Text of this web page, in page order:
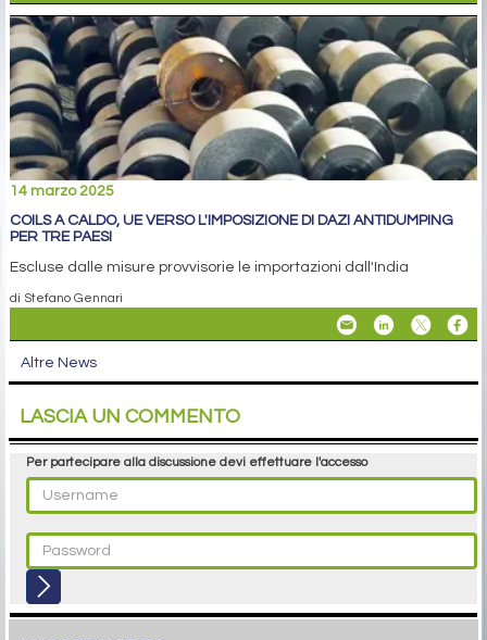
14 marzo 2025
COILS A CALDO, UE VERSO L'IMPOSIZIONE DI DAZI ANTIDUMPING
PER TRE PAESI
Escluse dalle misure provvisorie le importazioni dall'India
di Stefano Gennari
Altre News
LASCIA UN COMMENTO
Per partecipare alla discussione devi effettuare l'accesso